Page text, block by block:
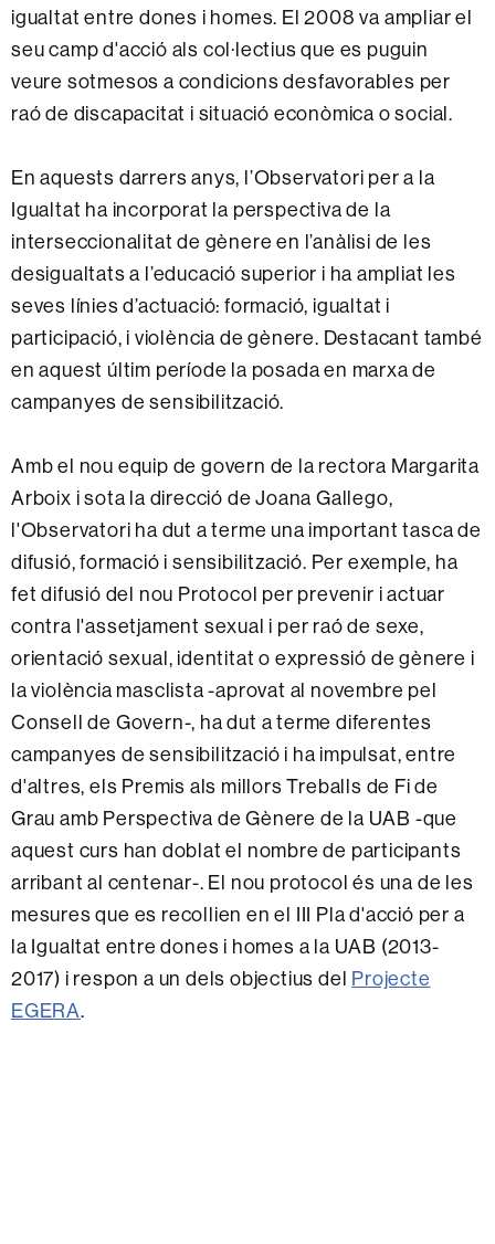
igualtat entre dones i homes. El 2008 va ampliar el
seu camp d'acció als col·lectius que es puguin
veure sotmesos a condicions desfavorables per
raó de discapacitat i situació econòmica o social.
En aquests darrers anys, l’Observatori per a la
Igualtat ha incorporat la perspectiva de la
interseccionalitat de gènere en l’anàlisi de les
desigualtats a l’educació superior i ha ampliat les
seves línies d’actuació: formació, igualtat i
participació, i violència de gènere. Destacant també
en aquest últim període la posada en marxa de
campanyes de sensibilització.
Amb el nou equip de govern de la rectora Margarita
Arboix i sota la direcció de Joana Gallego,
l'Observatori ha dut a terme una important tasca de
difusió, formació i sensibilització. Per exemple, ha
fet difusió del nou Protocol per prevenir i actuar
contra l'assetjament sexual i per raó de sexe,
orientació sexual, identitat o expressió de gènere i
la violència masclista -aprovat al novembre pel
Consell de Govern-, ha dut a terme diferentes
campanyes de sensibilització i ha impulsat, entre
d'altres, els Premis als millors Treballs de Fi de
Grau amb Perspectiva de Gènere de la UAB -que
aquest curs han doblat el nombre de participants
arribant al centenar-. El nou protocol és una de les
mesures que es recollien en el III Pla d'acció per a
la Igualtat entre dones i homes a la UAB (2013-
2017) i respon a un dels objectius del Projecte
EGERA.